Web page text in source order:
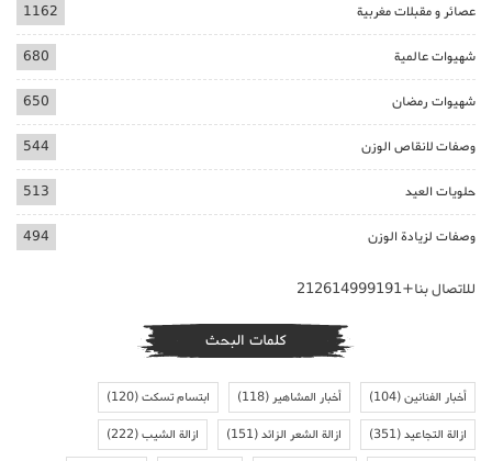
عصائر و مقبلات مغربية 1162
شهيوات عالمية 680
شهيوات رمضان 650
وصفات لانقاص الوزن 544
حلويات العيد 513
وصفات لزيادة الوزن 494
للاتصال بنا+212614999191
كلمات البحث
أخبار الفنانين(104) أخبار المشاهير(118) ابتسام تسكت(120)
ازالة التجاعيد(351) ازالة الشعر الزائد(151) ازالة الشيب(222)